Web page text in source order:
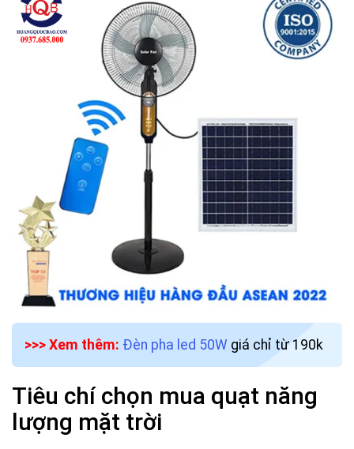
>>> Xem thêm: Đèn pha led 50W giá chỉ từ 190k
Tiêu chí chọn mua quạt năng
lượng mặt trời